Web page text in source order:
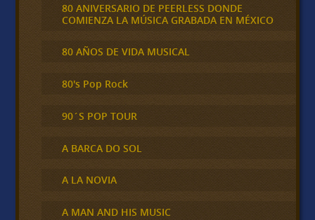
80 ANIVERSARIO DE PEERLESS DONDE
COMIENZA LA MÚSICA GRABADA EN MÉXICO
80 AÑOS DE VIDA MUSICAL
80's Pop Rock
90´S POP TOUR
A BARCA DO SOL
A LA NOVIA
A MAN AND HIS MUSIC